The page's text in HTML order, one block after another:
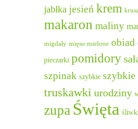
jabłka jesień krem
makaron maliny
migdały mięso mielone obiad
pieczarki pomidory
szpinak szybkie szybkie
truskawki urodziny
zupa Święta